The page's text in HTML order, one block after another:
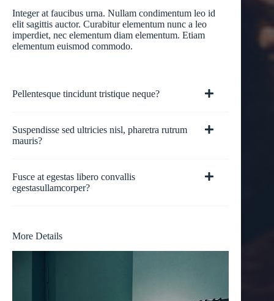
Integer at faucibus urna. Nullam condimentum leo id
elit sagittis auctor. Curabitur elementum nunc a leo
imperdiet, nec elementum diam elementum. Etiam
elementum euismod commodo.
Pellentesque tincidunt tristique neque?
Suspendisse sed ultricies nisl, pharetra rutrum
mauris?
Fusce at egestas libero convallis
egestasullamcorper?
More Details